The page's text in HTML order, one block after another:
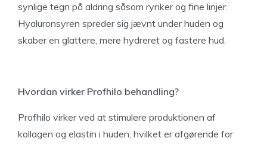
synlige tegn på aldring såsom rynker og fine linjer.
Hyaluronsyren spreder sig jævnt under huden og
skaber en glattere, mere hydreret og fastere hud.
Hvordan virker Profhilo behandling?
Profhilo virker ved at stimulere produktionen af
kollagen og elastin i huden, hvilket er afgørende for